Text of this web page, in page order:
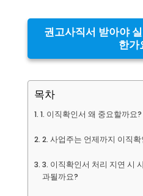
권고사직서 받아야
한가
목차
1. 이직확인서 왜 중요할까요?
2. 사업주는 언제까지 이직
3. 이직확인서 처리 지연 시
과될까요?